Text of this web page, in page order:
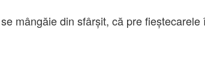
mângăie din sfârşit, că pre